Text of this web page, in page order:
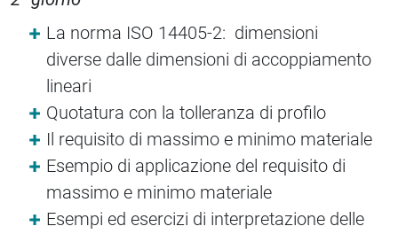
La norma ISO 14405-2: dimensioni
diverse dalle dimensioni di accoppiamento
lineari
Quotatura con la tolleranza di profilo
Il requisito di massimo e minimo materiale
Esempio di applicazione del requisito di
massimo e minimo materiale
Esempi ed esercizi di interpretazione delle